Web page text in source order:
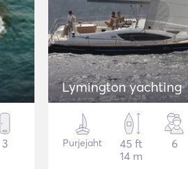
3
Lymington yachting
Purjejaht
45 ft
14 m
6